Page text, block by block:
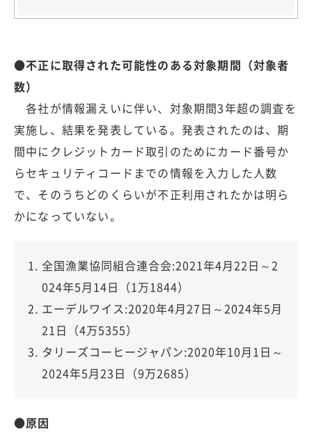
●不正に取得された可能性のある対象期間（対象者
数）
各社が情報漏えいに伴い、対象期間3年超の調査を
実施し、結果を発表している。発表されたのは、期
間中にクレジットカード取引のためにカード番号か
らセキュリティコードまでの情報を入力した人数
で、そのうちどのくらいが不正利用されたかは明ら
かになっていない。
全国漁業協同組合連合会:2021年4月22日～2
024年5月14日（1万1844）
エーデルワイス:2020年4月27日～2024年5月
21日（4万5355）
タリーズコーヒージャパン:2020年10月1日～
2024年5月23日（9万2685）
●原因